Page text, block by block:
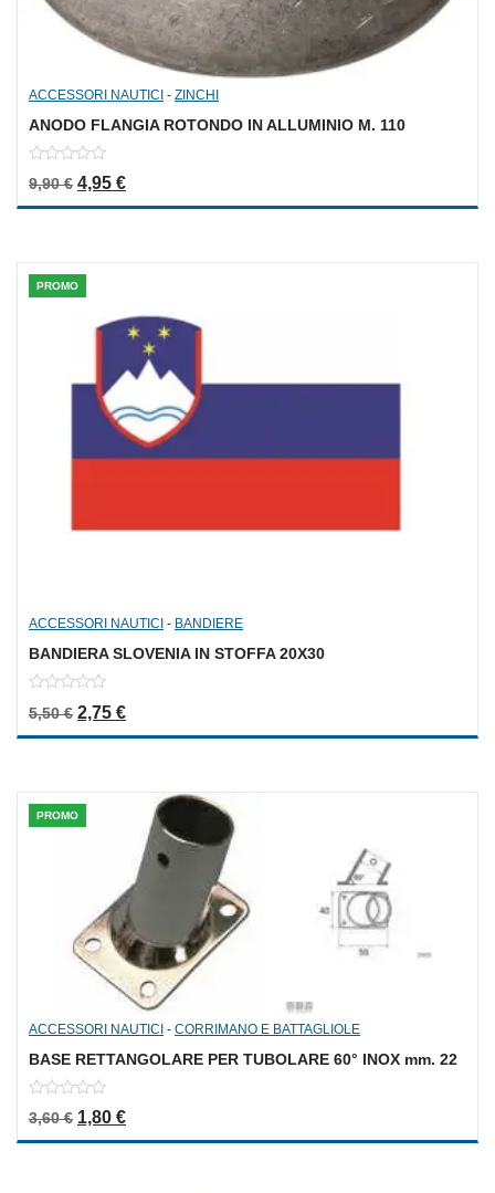
ACCESSORI NAUTICI - ZINCHI
ANODO FLANGIA ROTONDO IN ALLUMINIO M. 110
out
of
9,90€ Il prezzo originale era: 9,90 €.
4,95 €Il prezzo attuale è: 4,95 €.
PROMO
ACCESSORI NAUTICI - BANDIERE
BANDIERA SLOVENIA IN STOFFA 20X30
out
of
5,50€ Il prezzo originale era: 5,50 €.
2,75 €Il prezzo attuale è: 2,75 €.
PROMO
ACCESSORI NAUTICI - CORRIMANO E BATTAGLIOLE
BASE RETTANGOLARE PER TUBOLARE 60° INOX mm. 22
out
of
3,60€ Il prezzo originale era: 3,60 €.
1,80 €Il prezzo attuale è: 1,80 €.